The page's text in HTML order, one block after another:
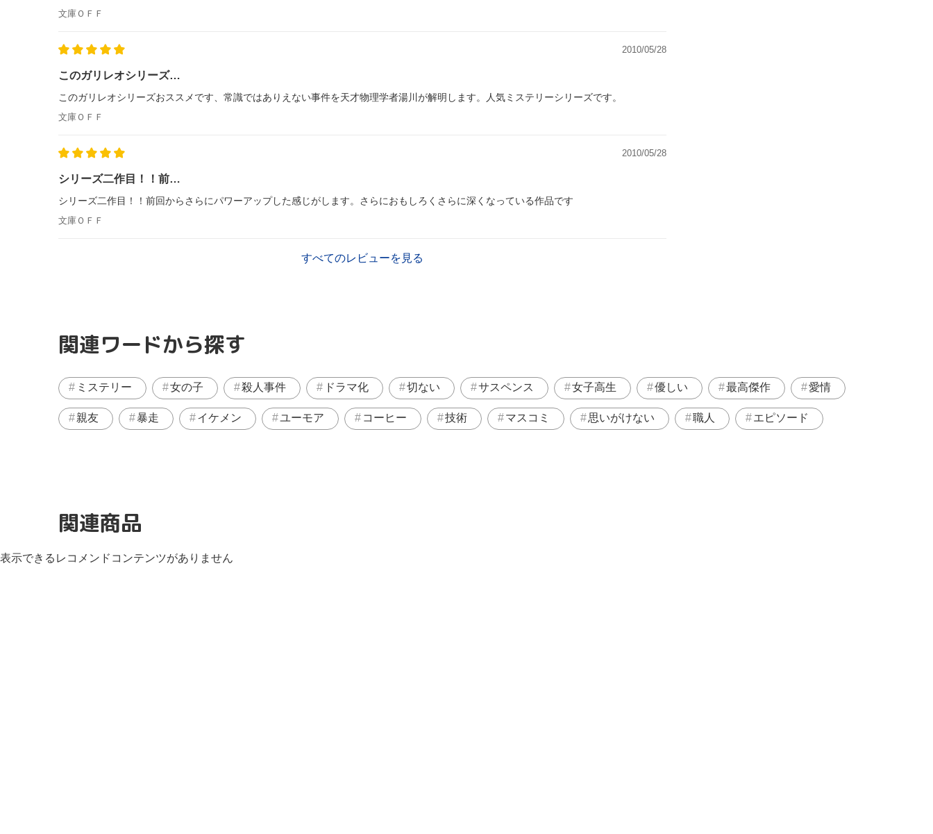
文庫ＯＦＦ
2010/05/28
このガリレオシリーズ…
このガリレオシリーズおススメです、常識ではありえない事件を天才物理学者湯川が解明します。人気ミステリーシリーズです。
文庫ＯＦＦ
2010/05/28
シリーズ二作目！！前…
シリーズ二作目！！前回からさらにパワーアップした感じがします。さらにおもしろくさらに深くなっている作品です
文庫ＯＦＦ
すべてのレビューを見る
関連ワードから探す
ミステリー 女の子 殺人事件 ドラマ化 切ない サスペンス 女子高生 優しい 最高傑作 愛情
親友 暴走 イケメン ユーモア コーヒー 技術 マスコミ 思いがけない 職人 エピソード
関連商品
表示できるレコメンドコンテンツがありません